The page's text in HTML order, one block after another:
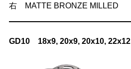
右 MATTE BRONZE MILLED
GD10 18x9, 20x9, 20x10, 22x12